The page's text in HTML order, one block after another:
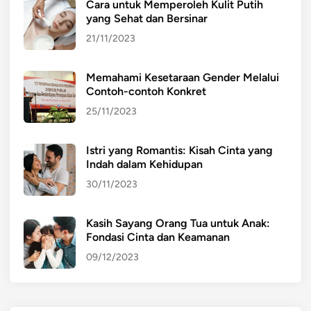
n
g
k
a
n
s
e
j
h
t
e
M
e
h
u
g
k
d
a
n
Cara untuk Memperoleh Kulit Putih
yang Sehat dan Bersinar
21/11/2023
Memahami Kesetaraan Gender Melalui
Contoh-contoh Konkret
25/11/2023
Istri yang Romantis: Kisah Cinta yang
Indah dalam Kehidupan
30/11/2023
Kasih Sayang Orang Tua untuk Anak:
Fondasi Cinta dan Keamanan
09/12/2023